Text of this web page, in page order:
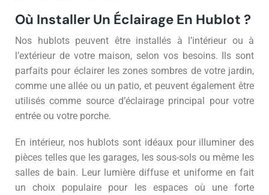
Où Installer Un Éclairage En Hublot ?
Nos hublots peuvent être installés à l’intérieur ou à
l’extérieur de votre maison, selon vos besoins. Ils sont
parfaits pour éclairer les zones sombres de votre jardin,
comme une allée ou un patio, et peuvent également être
utilisés comme source d’éclairage principal pour votre
entrée ou votre porche.
En intérieur, nos hublots sont idéaux pour illuminer des
pièces telles que les garages, les sous-sols ou même les
salles de bain. Leur lumière diffuse et uniforme en fait
un choix populaire pour les espaces où une forte